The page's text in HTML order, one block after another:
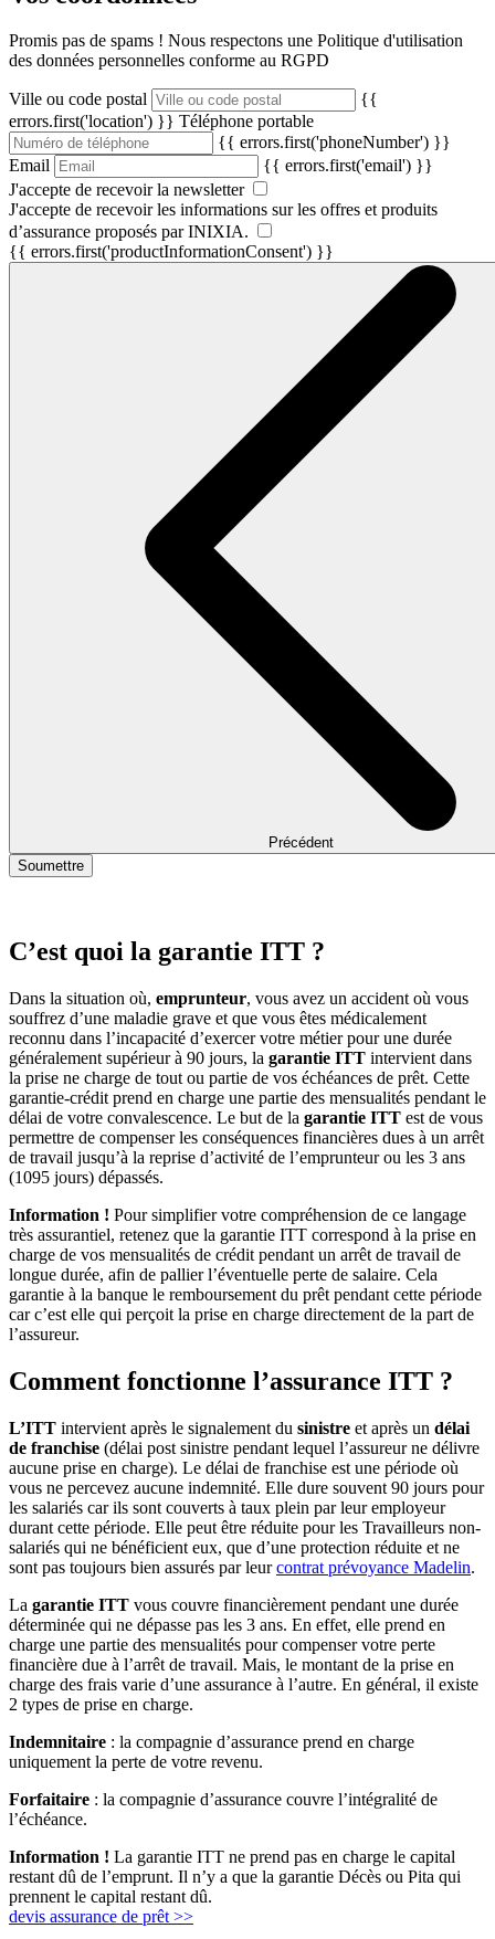
Promis pas de spams ! Nous respectons une Politique d'utilisation
des données personnelles conforme au RGPD
Ville ou code postal
{{
errors.first('location') }} Téléphone portable
{{ errors.first('phoneNumber') }}
Email
{{ errors.first('email') }}
J'accepte de recevoir la newsletter
J'accepte de recevoir les informations sur les offres et produits
d’assurance proposés par INIXIA.
{{ errors.first('productInformationConsent') }}
Précédent
Soumettre
C’est quoi la garantie ITT ?
Dans la situation où, emprunteur, vous avez un accident où vous
souffrez d’une maladie grave et que vous êtes médicalement
reconnu dans l’incapacité d’exercer votre métier pour une durée
généralement supérieur à 90 jours, la garantie ITT intervient dans
la prise ne charge de tout ou partie de vos échéances de prêt. Cette
garantie-crédit prend en charge une partie des mensualités pendant le
délai de votre convalescence. Le but de la garantie ITT est de vous
permettre de compenser les conséquences financières dues à un arrêt
de travail jusqu’à la reprise d’activité de l’emprunteur ou les 3 ans
(1095 jours) dépassés.
Information ! Pour simplifier votre compréhension de ce langage
très assurantiel, retenez que la garantie ITT correspond à la prise en
charge de vos mensualités de crédit pendant un arrêt de travail de
longue durée, afin de pallier l’éventuelle perte de salaire. Cela
garantie à la banque le remboursement du prêt pendant cette période
car c’est elle qui perçoit la prise en charge directement de la part de
l’assureur.
Comment fonctionne l’assurance ITT ?
L’ITT intervient après le signalement du sinistre et après un délai
de franchise (délai post sinistre pendant lequel l’assureur ne délivre
aucune prise en charge). Le délai de franchise est une période où
vous ne percevez aucune indemnité. Elle dure souvent 90 jours pour
les salariés car ils sont couverts à taux plein par leur employeur
durant cette période. Elle peut être réduite pour les Travailleurs non-
salariés qui ne bénéficient eux, que d’une protection réduite et ne
sont pas toujours bien assurés par leurcontrat prévoyance Madelin.
La garantie ITT vous couvre financièrement pendant une durée
déterminée qui ne dépasse pas les 3 ans. En effet, elle prend en
charge une partie des mensualités pour compenser votre perte
financière due à l’arrêt de travail. Mais, le montant de la prise en
charge des frais varie d’une assurance à l’autre. En général, il existe
2 types de prise en charge.
Indemnitaire : la compagnie d’assurance prend en charge
uniquement la perte de votre revenu.
Forfaitaire : la compagnie d’assurance couvre l’intégralité de
l’échéance.
Information ! La garantie ITT ne prend pas en charge le capital
restant dû de l’emprunt. Il n’y a que la garantie Décès ou Pita qui
prennent le capital restant dû.
devis assurance de prêt >>